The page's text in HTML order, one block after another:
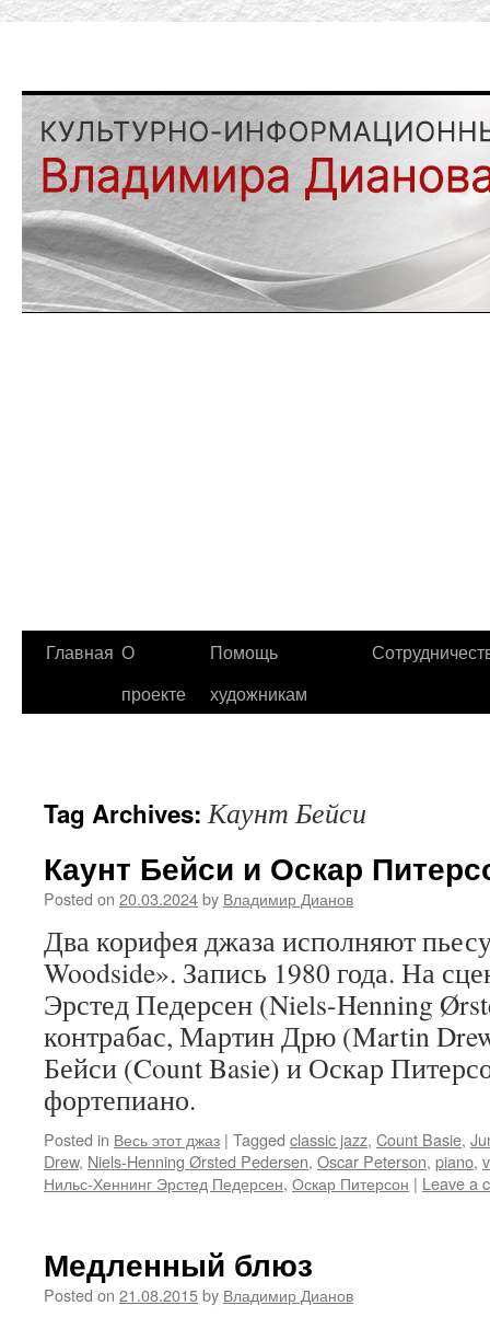
Главная О
проекте
Помощь
художникам
Tag Archives:Каунт Бейси
Каунт Бейси и Оскар
Posted on 20.03.2024by Владимир Дианов
Два корифея джаза исполняют
Woodside». Запись 1980 года. На
Эрстед Педерсен (Niels-Henning
контрабас, Мартин Дрю (Martin
Бейси (Count Basie) и Оскар
фортепиано.
Posted in Весь этот джаз | Tagged classic jazz, Count Basie,
Drew, Niels-Henning Ørsted Pedersen, Oscar Peterson, piano,
Нильс-Хеннинг Эрстед Педерсен, Оскар Питерсон | Leave a
Медленный блюз
Posted on 21.08.2015by Владимир Дианов